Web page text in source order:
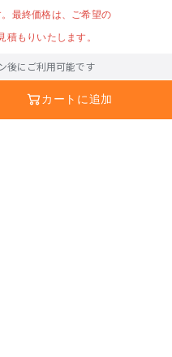
最終価格は、ご希望の
積もりいたします。
後にご利用可能です
カートに追加